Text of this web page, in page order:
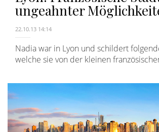
ungeahnter
22.10.13 14:14
Nadia war in Lyon und schildert
welche sie von der kleinen